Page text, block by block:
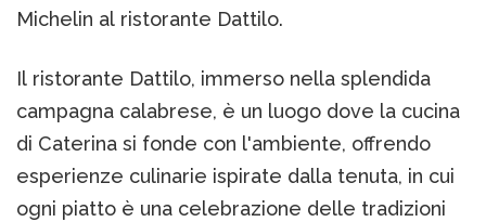
Michelin al ristorante Dattilo.
Il ristorante Dattilo, immerso nella splendida
campagna calabrese, è un luogo dove la cucina
di Caterina si fonde con l'ambiente, offrendo
esperienze culinarie ispirate dalla tenuta, in cui
ogni piatto è una celebrazione delle tradizioni